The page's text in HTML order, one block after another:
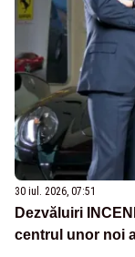
30 iul. 2026, 07:51
Dezvăluiri
centrul unor noi